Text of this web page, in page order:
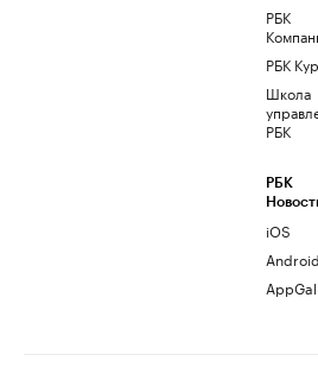
РБК
РБК
Школа
РБК
РБК
iOS
Android